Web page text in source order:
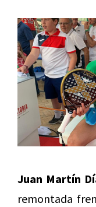
Juan Martín
remontada